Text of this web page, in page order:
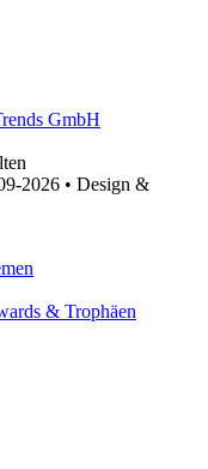
2026 • Design &
& Trophäen